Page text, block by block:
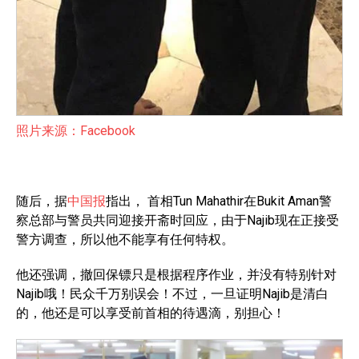
照片来源：Facebook
随后，据中国报指出， 首相Tun Mahathir在Bukit Aman警
察总部与警员共同迎接开斋时回应，由于Najib现在正接受
警方调查，所以他不能享有任何特权。
他还强调，撤回保镖只是根据程序作业，并没有特别针对
Najib哦！民众千万别误会！不过，一旦证明Najib是清白
的，他还是可以享受前首相的待遇滴，别担心！